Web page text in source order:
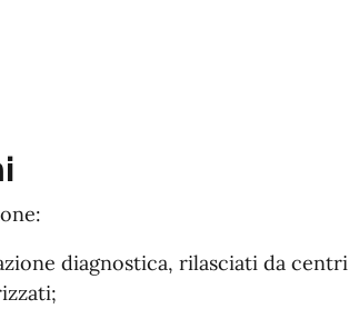
diagnostica, rilasciati da centri